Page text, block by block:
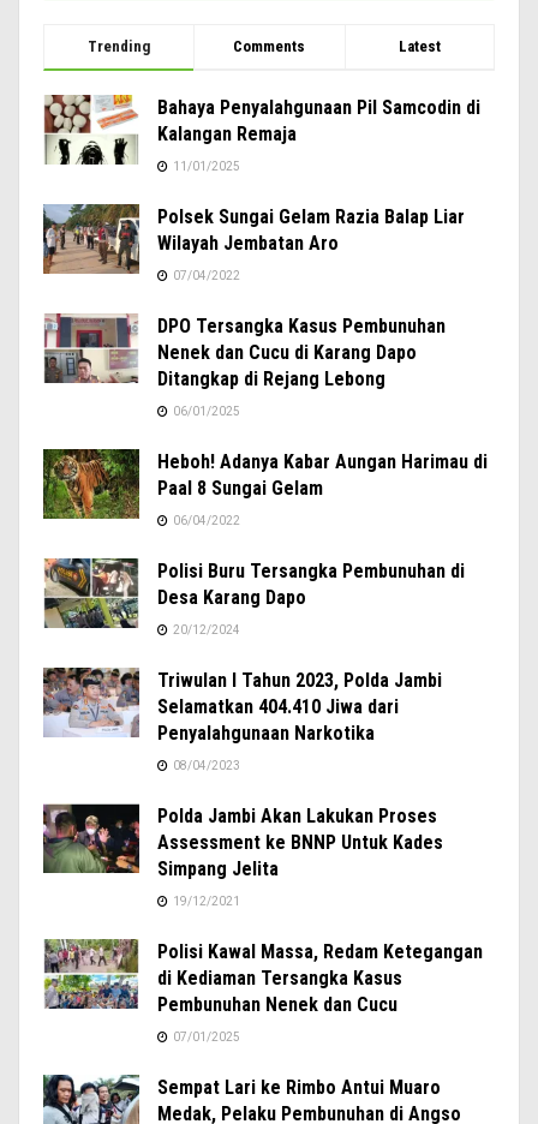
Trending Comments Latest
Bahaya Penyalahgunaan Pil Samcodin di
Kalangan Remaja
11/01/2025
Polsek Sungai Gelam Razia Balap Liar
Wilayah Jembatan Aro
07/04/2022
DPO Tersangka Kasus Pembunuhan
Nenek dan Cucu di Karang Dapo
Ditangkap di Rejang Lebong
06/01/2025
Heboh! Adanya Kabar Aungan Harimau di
Paal 8 Sungai Gelam
06/04/2022
Polisi Buru Tersangka Pembunuhan di
Desa Karang Dapo
20/12/2024
Triwulan I Tahun 2023, Polda Jambi
Selamatkan 404.410 Jiwa dari
Penyalahgunaan Narkotika
08/04/2023
Polda Jambi Akan Lakukan Proses
Assessment ke BNNP Untuk Kades
Simpang Jelita
19/12/2021
Polisi Kawal Massa, Redam Ketegangan
di Kediaman Tersangka Kasus
Pembunuhan Nenek dan Cucu
07/01/2025
Sempat Lari ke Rimbo Antui Muaro
Medak, Pelaku Pembunuhan di Angso